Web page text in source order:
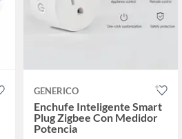
GENERICO
Enchufe Inteligente Smart
Plug Zigbee Con Medidor
Potencia